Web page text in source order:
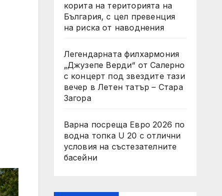
корита на територията на
България, с цел превенция
на риска от наводнения
Легендарната филхармония
„Джузепе Верди“ от Салерно
с концерт под звездите тази
вечер в Летен татър – Стара
Загора
Варна посреща Евро 2026 по
водна топка U 20 с отлични
условия на състезателните
басейни